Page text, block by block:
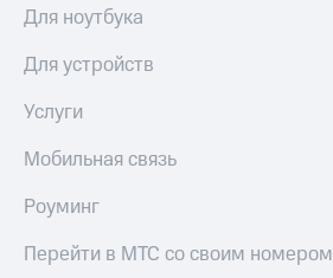
Для ноутбука
Для устройств
Услуги
Мобильная связь
Роуминг
Перейти в МТС со своим номером